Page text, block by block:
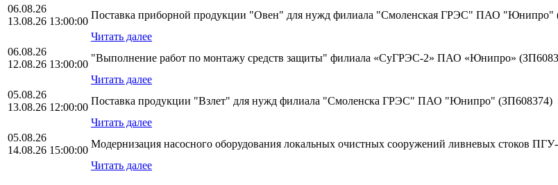
06.08.26
13.08.26 13:00:00
Поставка приборной продукции "Овен" для нужд филиала "Смоленская ГРЭС" ПАО "Юнипро"
Читать далее
06.08.26
12.08.26 13:00:00
"Выполнение работ по монтажу средств защиты" филиала «СуГРЭС-2» ПАО «Юнипро»
Читать далее
05.08.26
13.08.26 12:00:00
Поставка продукции "Взлет" для нужд филиала "Смоленска ГРЭС" ПАО "Юнипро" (ЗП608374)
Читать далее
05.08.26
14.08.26 15:00:00
Модернизация насосного оборудования локальных очистных сооружений ливневых стоков
Читать далее